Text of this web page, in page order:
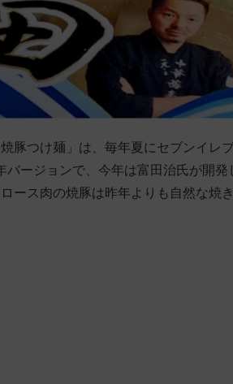
豚つけ麺」は、毎年夏にセブンイレ
バージョンで、今年は富田治氏が開
ース肉の焼豚は昨年よりも自然な焼